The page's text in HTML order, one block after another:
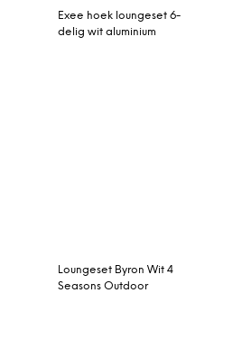
Exee hoek loungeset 6-
delig wit aluminium
Loungeset Byron Wit 4
Seasons Outdoor